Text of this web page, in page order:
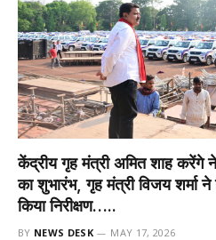
केंद्रीय गृह मंत्री अमित शाह करेंगे
का शुभारंभ, गृह मंत्री विजय शर्मा
किया निरीक्षण…..
BY NEWS DESK MAY 17, 2026